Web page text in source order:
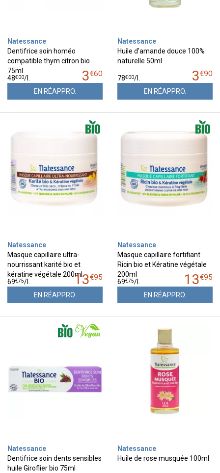
Natessance
Dentifrice soin homéo
compatible thym citron bio
75ml
3€60
48€00/
EN RÉAPPRO.
Natessance
Huile d'amande douce 100%
naturelle 50ml
3€90
78€00/
EN RÉAPPRO.
Natessance
Masque capillaire ultra-
nourrissant karité bio et
kératine végétale 200ml13€95
69€75/
EN RÉAPPRO.
Natessance
Masque capillaire fortifiant
Ricin bio et Kératine végétale
200ml
13€95
69€75/
EN RÉAPPRO.
Natessance
Dentifrice soin dents sensibles
huile Giroflier bio 75ml
Natessance
Huile de rose musquée 100ml